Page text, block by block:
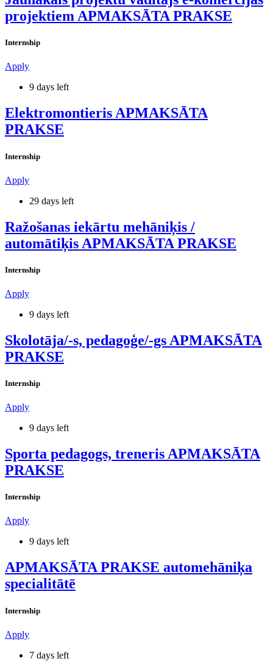
projektiem APMAKSĀTA PRAKSE
Internship
Apply
9 days left
Elektromontieris APMAKSĀTA
PRAKSE
Internship
Apply
29 days left
Ražošanas iekārtu mehāniķis /
automātiķis APMAKSĀTA PRAKSE
Internship
Apply
9 days left
Skolotāja/-s, pedagoģe/-gs APMAKSĀTA
PRAKSE
Internship
Apply
9 days left
Sporta pedagogs, treneris APMAKSĀTA
PRAKSE
Internship
Apply
9 days left
APMAKSĀTA PRAKSE automehāniķa
specialitātē
Internship
Apply
7 days left